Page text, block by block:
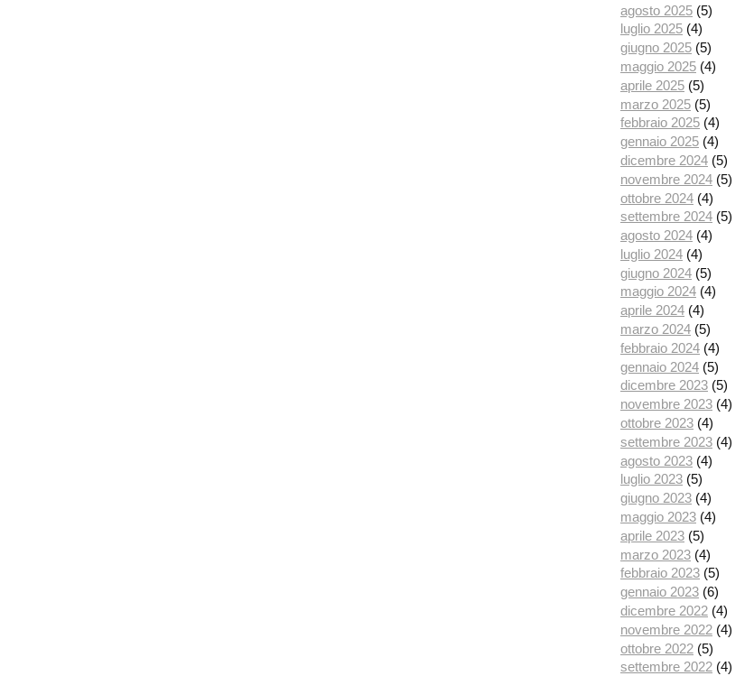
agosto 2025 (5)
luglio 2025 (4)
giugno 2025 (5)
maggio 2025 (4)
aprile 2025 (5)
marzo 2025 (5)
febbraio 2025 (4)
gennaio 2025 (4)
dicembre 2024 (5)
novembre 2024 (5)
ottobre 2024 (4)
settembre 2024 (5)
agosto 2024 (4)
luglio 2024 (4)
giugno 2024 (5)
maggio 2024 (4)
aprile 2024 (4)
marzo 2024 (5)
febbraio 2024 (4)
gennaio 2024 (5)
dicembre 2023 (5)
novembre 2023 (4)
ottobre 2023 (4)
settembre 2023 (4)
agosto 2023 (4)
luglio 2023 (5)
giugno 2023 (4)
maggio 2023 (4)
aprile 2023 (5)
marzo 2023 (4)
febbraio 2023 (5)
gennaio 2023 (6)
dicembre 2022 (4)
novembre 2022 (4)
ottobre 2022 (5)
settembre 2022 (4)